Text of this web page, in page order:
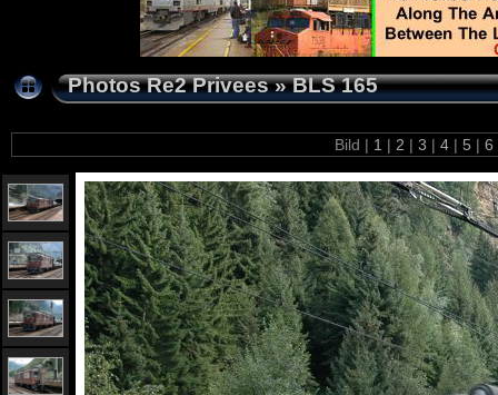
Photos Re2 Privees»BLS 165
Bild | 1 | 2 | 3 | 4 | 5 | 6